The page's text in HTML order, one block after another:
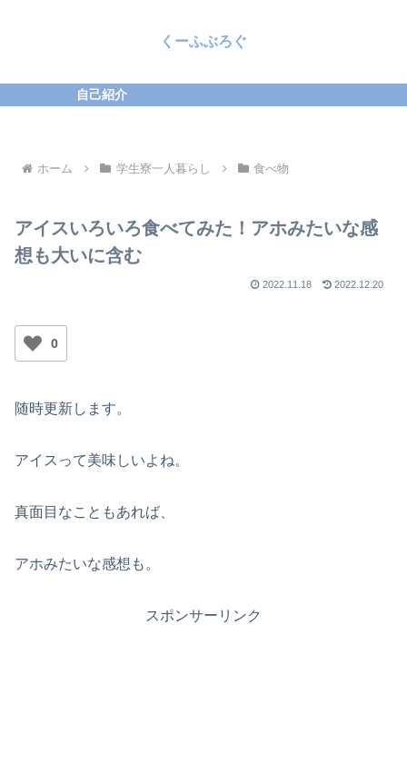
くーふぶろぐ
自己紹介
ホーム 学生寮一人暮らし 食べ物
アイスいろいろ食べてみた！アホみたいな感
想も大いに含む
2022.11.18 2022.12.20
0
随時更新します。
アイスって美味しいよね。
真面目なこともあれば、
アホみたいな感想も。
スポンサーリンク